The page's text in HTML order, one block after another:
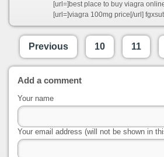
[url=]best place to buy viagra
[url=]viagra 100mg price[/url]
Previous 10 11
Add a comment
Your name
Your email address (will not be shown in